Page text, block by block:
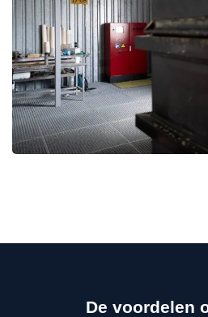
De voordelen